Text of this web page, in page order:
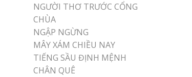
NGƯỜI THƠ TRƯỚC CỔNG
CHÙA
NGẬP NGỪNG
MÂY XÁM CHIỀU NAY
TIẾNG SẦU ĐỊNH MỆNH
CHÂN QUÊ